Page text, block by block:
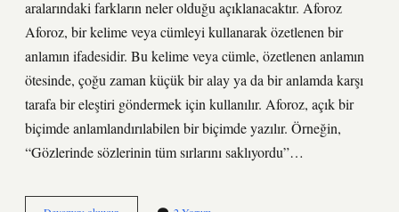
aralarındaki farkların neler olduğu açıklanacaktır. Aforoz
Aforoz, bir kelime veya cümleyi kullanarak özetlenen bir
anlamın ifadesidir. Bu kelime veya cümle, özetlenen anlamın
ötesinde, çoğu zaman küçük bir alay ya da bir anlamda karşı
tarafa bir eleştiri göndermek için kullanılır. Aforoz, açık bir
biçimde anlamlandırılabilen bir biçimde yazılır. Örneğin,
“Gözlerinde sözlerinin tüm sırlarını saklıyordu”…